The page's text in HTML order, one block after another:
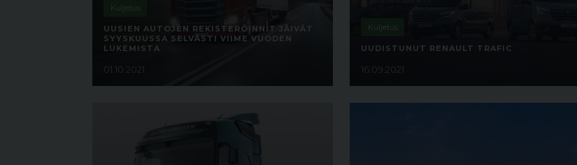
Kuljetus
UUSIEN AUTOJEN REKISTERÖINNIT JÄIVÄT
SYYSKUUSSA SELVÄSTI VIIME VUODEN
LUKEMISTA
01.10.2021
Kuljetus
UUDISTUNUT RENAULT TRAFIC
16.09.2021